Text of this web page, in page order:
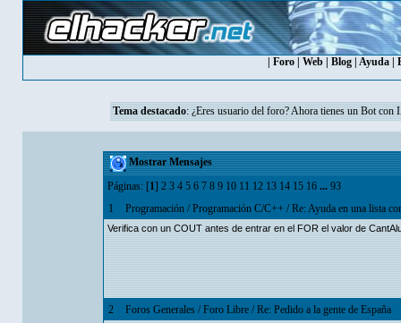
Foro| Web| Blog| Ayuda|
Tema destacado: ¿Eres usuario del foro? Ahora tienes un Bot con
Mostrar Mensajes
Páginas: [1] 2 3 4 5 6 7 8 9 10 11 12 13 14 15 16 ... 93
1
Programación/Programación C/C++ /Re: Ayuda en una lista
Verifica con un COUT antes de entrar en el FOR el valor de
2 Foros Generales/Foro Libre/Re: Pedido a la gente de España